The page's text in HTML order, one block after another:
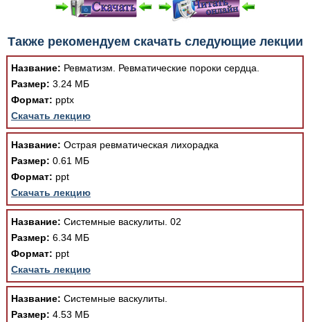
При просмотре в режиме "Читать онлайн" возможны
различные ошибки отображения документа в результате
отсутствия поддержки Вашим браузером шрифтов и
изменения размеров исходных шаблонов. При
скачивании документа данная ошибка устраняется Вашим
программным обеспечением автоматически.
Также рекомендуем скачать следующие лекции
Название: Ревматизм. Ревматические пороки сердца.
Размер: 3.24 МБ
Формат: pptx
Скачать лекцию
Название: Острая ревматическая лихорадка
Размер: 0.61 МБ
Формат: ppt
Скачать лекцию
Название: Системные васкулиты. 02
Размер: 6.34 МБ
Формат: ppt
Скачать лекцию
Название: Системные васкулиты.
Размер: 4.53 МБ